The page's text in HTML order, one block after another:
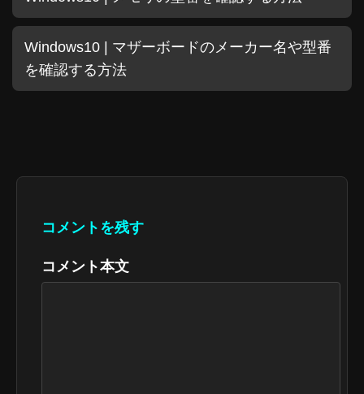
Windows10 | マザーボードのメーカー名や型番
を確認する方法
コメントを残す
コメント本文